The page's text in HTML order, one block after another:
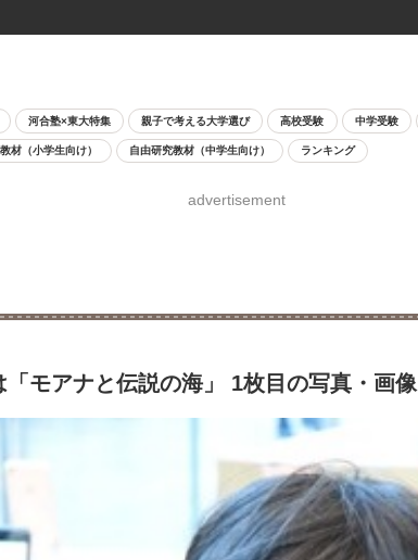
河合塾×東大特集 親子で考える大学選び 高校受験 中学受験
材（小学生向け） 自由研究教材（中学生向け） ランキング
advertisement
モアナと伝説の海」 1枚目の写真・画像